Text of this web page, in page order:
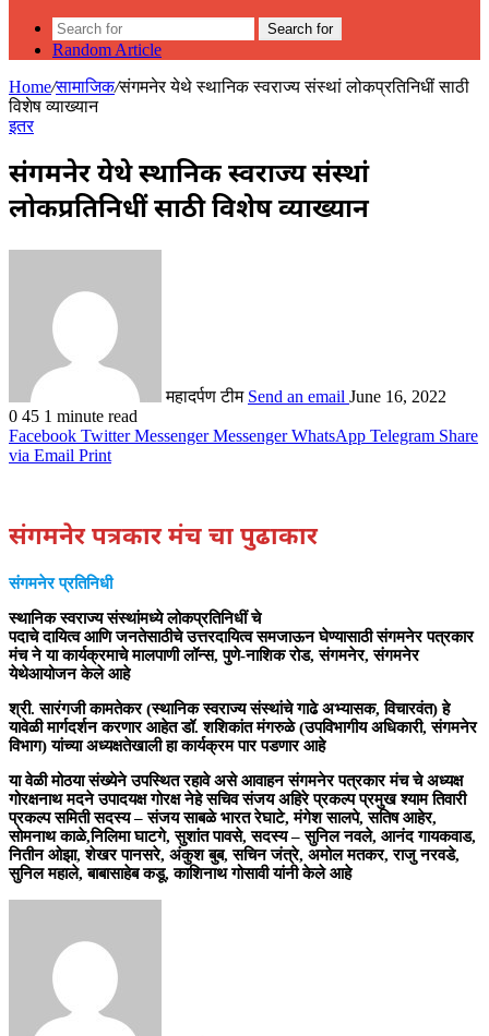
Search for
Random Article
Home/सामाजिक/संगमनेर येथे स्थानिक स्वराज्य संस्थां लोकप्रतिनिधीं साठी
विशेष व्याख्यान
इतर
संगमनेर येथे स्थानिक स्वराज्य संस्थां
लोकप्रतिनिधीं साठी विशेष व्याख्यान
महादर्पण टीम Send an email June 16, 2022
0 45 1 minute read
Facebook Twitter Messenger Messenger WhatsApp Telegram Share
via Email Print
संगमनेर पत्रकार मंच चा पुढाकार
संगमनेर प्रतिनिधी
स्थानिक स्वराज्य संस्थांमध्ये लोकप्रतिनिधीं चे
पदाचे दायित्व आणि जनतेसाठीचे उत्तरदायित्व समजाऊन घेण्यासाठी संगमनेर पत्रकार
मंच ने या कार्यक्रमाचे मालपाणी लॉन्स, पुणे-नाशिक रोड, संगमनेर, संगमनेर
येथेआयोजन केले आहे
श्री. सारंगजी कामतेकर (स्थानिक स्वराज्य संस्थांचे गाढे अभ्यासक, विचारवंत) हे
यावेळी मार्गदर्शन करणार आहेत डॉ. शशिकांत मंगरुळे (उपविभागीय अधिकारी, संगमनेर
विभाग) यांच्या अध्यक्षतेखाली हा कार्यक्रम पार पडणार आहे
या वेळी मोठया संख्येने उपस्थित रहावे असे आवाहन संगमनेर पत्रकार मंच चे अध्यक्ष
गोरक्षनाथ मदने उपादयक्ष गोरक्ष नेहे सचिव संजय अहिरे प्रकल्प प्रमुख श्याम तिवारी
प्रकल्प समिती सदस्य – संजय साबळे भारत रेघाटे, मंगेश सालपे, सतिष आहेर,
सोमनाथ काळे,निलिमा घाटगे, सुशांत पावसे, सदस्य – सुनिल नवले, आनंद गायकवाड,
नितीन ओझा, शेखर पानसरे, अंकुश बुब, सचिन जंत्रे, अमोल मतकर, राजु नरवडे,
सुनिल महाले, बाबासाहेब कडू, काशिनाथ गोसावी यांनी केले आहे